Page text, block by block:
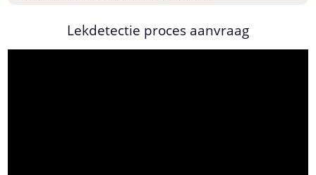
Lekdetectie proces aanvraag